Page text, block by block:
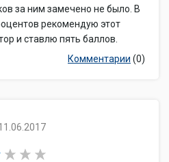
за ним замечено не было. В
рекомендую этот
и ставлю пять баллов.
Комментарии (0)